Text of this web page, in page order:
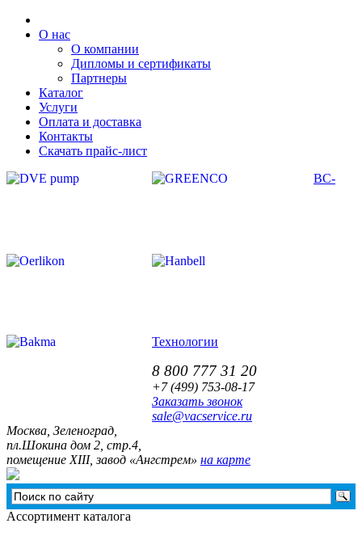
О нас
О компании
Дипломы и сертификаты
Партнеры
Каталог
Услуги
Оплата и доставка
Контакты
Скачать прайс-лист
ВС-
Технологии
8 800 777 31 20
+7 (499) 753-08-17
Заказать звонок
sale@vacservice.ru
Москва, Зелeноград,
пл.Шокина дом 2, стр.4,
помещение XIII, завод «Ангстрем» на карте
Ассортимент каталога